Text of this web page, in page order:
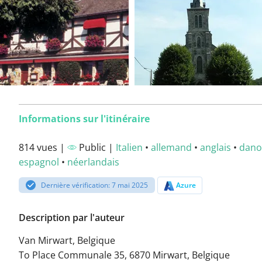
Informations sur l'itinéraire
814 vues | Public | Italien • allemand • anglais •
espagnol • néerlandais
Dernière vérification: 7 mai 2025 Azure
Description par l'auteur
Van Mirwart, Belgique
To Place Communale 35, 6870 Mirwart, Belgique